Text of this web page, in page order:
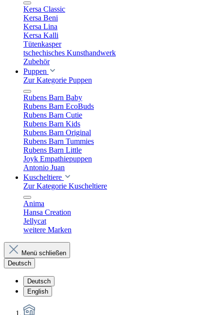
Kersa Classic
Kersa Beni
Kersa Lina
Kersa Kalli
Tütenkasper
tschechisches Kunsthandwerk
Zubehör
Puppen
Zur Kategorie Puppen
Rubens Barn Baby
Rubens Barn EcoBuds
Rubens Barn Cutie
Rubens Barn Kids
Rubens Barn Original
Rubens Barn Tummies
Rubens Barn Little
Joyk Empathiepuppen
Antonio Juan
Kuscheltiere
Zur Kategorie Kuscheltiere
Anima
Hansa Creation
Jellycat
weitere Marken
Menü schließen
Deutsch
Deutsch
English